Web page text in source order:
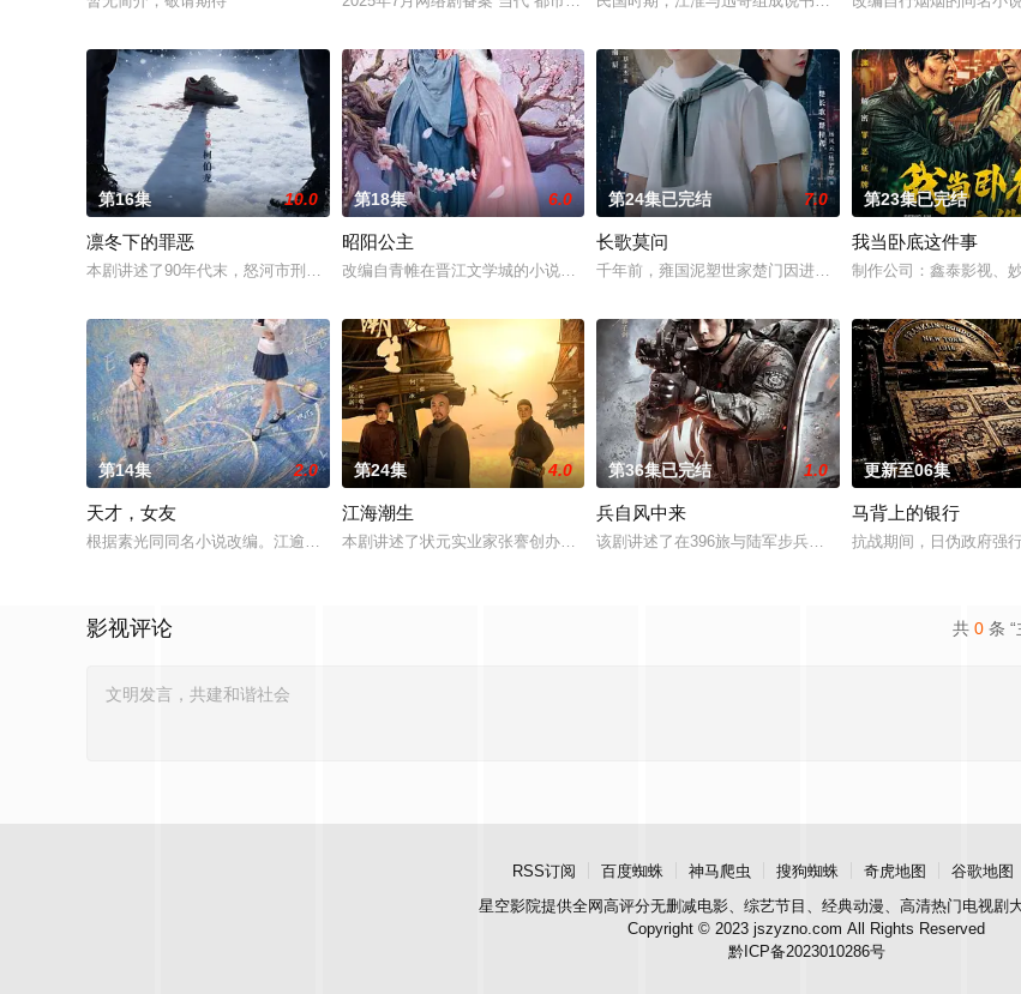
第16集 10.0
凛冬下的罪恶
本剧讲述了90年代末，怒河市刑侦支队在无普及监控、无DNA鉴定技术的支持下，通过摸排、勘查等传统刑侦手段，接连破获数起重案
第18集 6.0
昭阳公主
改编自青帷在晋江文学城的小说《平阳公主》。
第24集已完结 7.0
长歌莫问
千年前，雍国泥塑世家楚门因进贡的“十二生肖”离奇流血炸
第23集已完结
我当卧底这件事
制作公司：鑫泰影视、
第14集 2.0
天才，女友
根据素光同同名小说改编。江逾白长大以后，林知夏忽然对他说：“江逾白，我喜欢你，哲学和生物学意义上的喜欢。”那个夜晚，他脸颊
第24集 4.0
江海潮生
本剧讲述了状元实业家张謇创办大生企业，实业报国的故事。甲午战争后，国家蒙羞，张謇虽高中
第36集已完结 1.0
兵自风中来
该剧讲述了在396旅与陆军步兵学院联合举办的小型军事演
更新至06集
马背上的银行
抗战期间，日伪政府强
共 0 条
影视评论
RSS订阅 百度蜘蛛 神马爬虫 搜狗蜘蛛 奇虎地图 谷歌地图
星空影院提供全网高评分无删减电影、综艺节目、经典动漫、高清热门电视剧
Copyright © 2023 jszyzno.com All Rights Reserved
黔ICP备2023010286号